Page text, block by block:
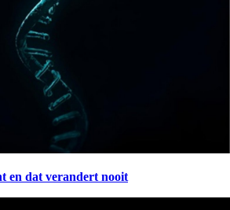
en dat verandert nooit